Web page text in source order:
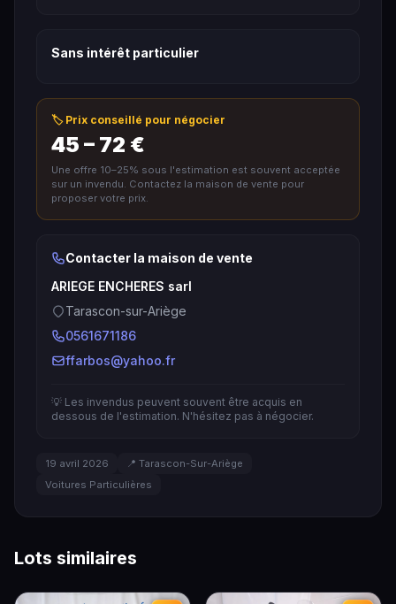
Sans intérêt particulier
🏷️ Prix conseillé pour négocier
45 – 72 €
Une offre 10–25% sous l'estimation est souvent acceptée
sur un invendu. Contactez la maison de vente pour
proposer votre prix.
Contacter la maison de vente
ARIEGE ENCHERES sarl
Tarascon-sur-Ariège
0561671186
ffarbos@yahoo.fr
💡 Les invendus peuvent souvent être acquis en
dessous de l'estimation. N'hésitez pas à négocier.
19 avril 2026
📍 Tarascon-Sur-Ariège
Voitures Particulières
Lots similaires